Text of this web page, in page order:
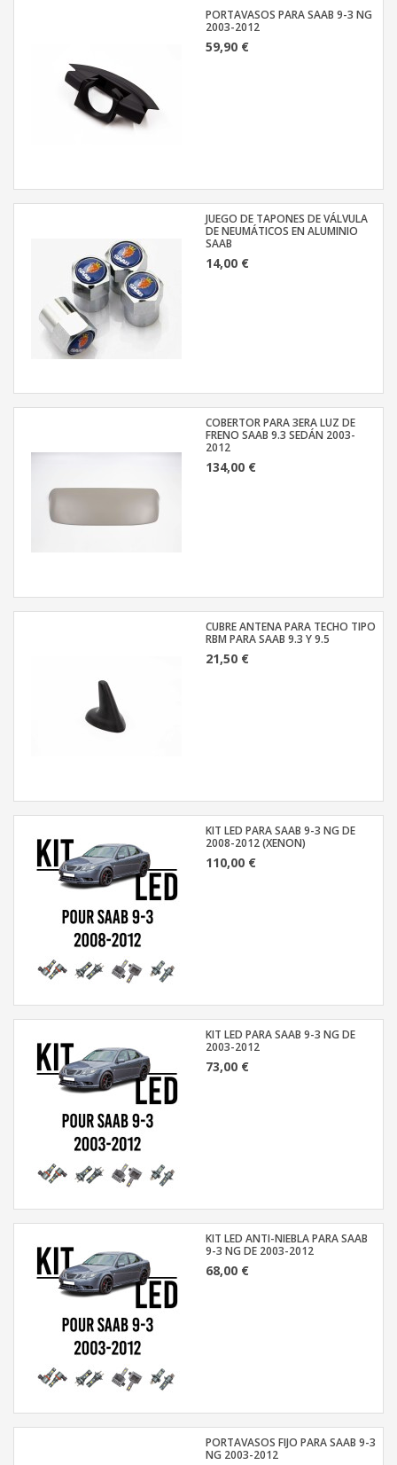
PORTAVASOS PARA SAAB 9-3 NG
2003-2012
59,90 €
JUEGO DE TAPONES DE VÁLVULA
DE NEUMÁTICOS EN ALUMINIO
SAAB
14,00 €
COBERTOR PARA 3ERA LUZ DE
FRENO SAAB 9.3 SEDÁN 2003-
2012
134,00 €
CUBRE ANTENA PARA TECHO TIPO
RBM PARA SAAB 9.3 Y 9.5
21,50 €
KIT LED PARA SAAB 9-3 NG DE
2008-2012 (XENON)
110,00 €
KIT LED PARA SAAB 9-3 NG DE
2003-2012
73,00 €
KIT LED ANTI-NIEBLA PARA SAAB
9-3 NG DE 2003-2012
68,00 €
PORTAVASOS FIJO PARA SAAB 9-3
NG 2003-2012